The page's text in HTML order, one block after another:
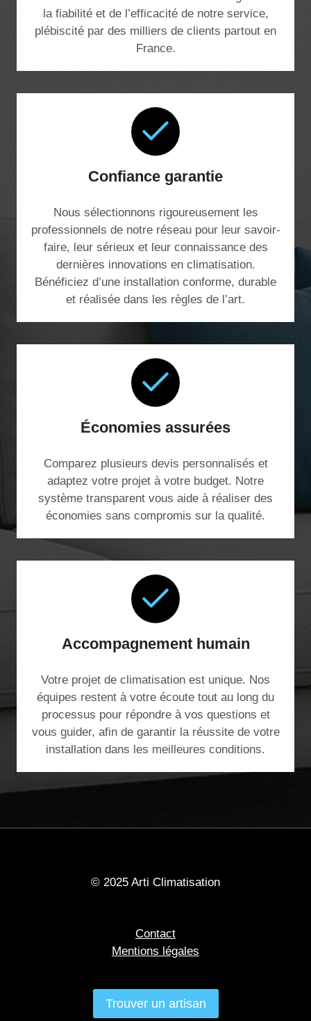
la fiabilité et de l’efficacité de notre service,
plébiscité par des milliers de clients partout en
France.
Confiance garantie
Nous sélectionnons rigoureusement les
professionnels de notre réseau pour leur savoir-
faire, leur sérieux et leur connaissance des
dernières innovations en climatisation.
Bénéficiez d’une installation conforme, durable
et réalisée dans les règles de l’art.
Économies assurées
Comparez plusieurs devis personnalisés et
adaptez votre projet à votre budget. Notre
système transparent vous aide à réaliser des
économies sans compromis sur la qualité.
Accompagnement humain
Votre projet de climatisation est unique. Nos
équipes restent à votre écoute tout au long du
processus pour répondre à vos questions et
vous guider, afin de garantir la réussite de votre
installation dans les meilleures conditions.
© 2025 Arti Climatisation
Contact
Mentions légales
Trouver un artisan